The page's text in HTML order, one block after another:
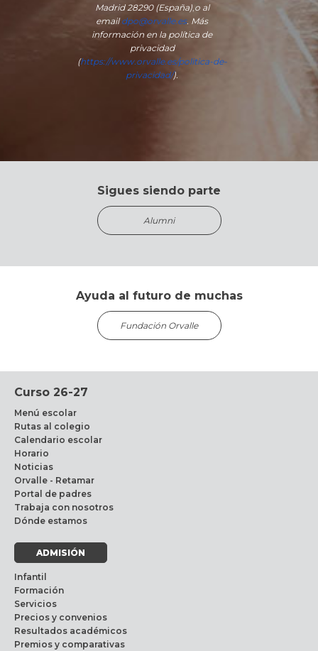
Madrid 28290 (España), o al
emaildpo@orvalle.es. Más
información en la política de
privacidad
(https://www.orvalle.es/politica-de-
privacidad/).
Sigues siendo parte
Alumni
Ayuda al futuro de muchas
Fundación Orvalle
Curso 26-27
Menú escolar
Rutas al colegio
Calendario escolar
Horario
Noticias
Orvalle - Retamar
Portal de padres
Trabaja con nosotros
Dónde estamos
ADMISIÓN
Infantil
Formación
Servicios
Precios y convenios
Resultados académicos
Premios y comparativas